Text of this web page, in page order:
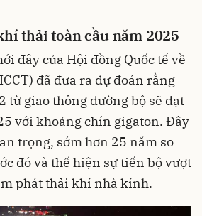
thải toàn cầu năm 2025
đây của Hội đồng Quốc tế về
đã đưa ra dự đoán rằng
từ giao thông đường bộ sẽ đạt
với khoảng chín gigaton. Đây
trọng, sớm hơn 25 năm so
đó và thể hiện sự tiến bộ vượt
phát thải khí nhà kính.